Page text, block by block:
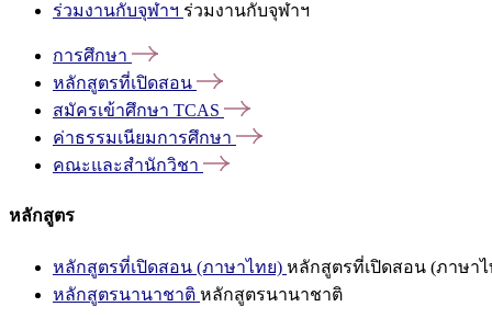
ร่วมงานกับจุฬาฯ ร่วมงานกับจุฬาฯ
การศึกษา
หลักสูตรที่เปิดสอน
สมัครเข้าศึกษา TCAS
ค่าธรรมเนียมการศึกษา
คณะและสำนักวิชา
หลักสูตร
หลักสูตรที่เปิดสอน (ภาษาไทย) หลักสูตรที่เปิดสอน (ภาษาไ
หลักสูตรนานาชาติ หลักสูตรนานาชาติ